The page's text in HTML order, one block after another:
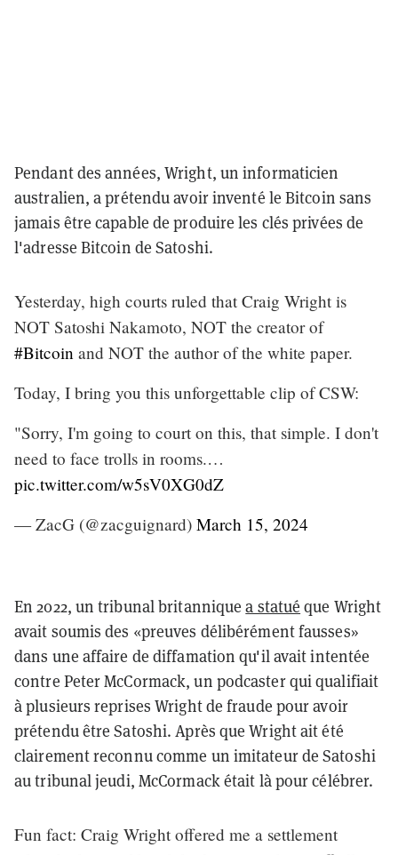
Pendant des années, Wright, un informaticien
australien, a prétendu avoir inventé le Bitcoin sans
jamais être capable de produire les clés privées de
l'adresse Bitcoin de Satoshi.
Yesterday, high courts ruled that Craig Wright is
NOT Satoshi Nakamoto, NOT the creator of
#Bitcoin and NOT the author of the white paper.
Today, I bring you this unforgettable clip of CSW:
"Sorry, I'm going to court on this, that simple. I don't
need to face trolls in rooms.…
pic.twitter.com/w5sV0XG0dZ
— ZacG (@zacguignard) March 15, 2024
En 2022, un tribunal britanniquea statué que Wright
avait soumis des «preuves délibérément fausses»
dans une affaire de diffamation qu'il avait intentée
contre Peter McCormack, un podcaster qui qualifiait
à plusieurs reprises Wright de fraude pour avoir
prétendu être Satoshi. Après que Wright ait été
clairement reconnu comme un imitateur de Satoshi
au tribunal jeudi, McCormack était là pour célébrer.
Fun fact: Craig Wright offered me a settlement